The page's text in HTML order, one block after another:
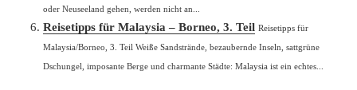
oder Neuseeland gehen, werden nicht an...
Reisetipps für Malaysia – Borneo, 3. Teil Reisetipps für
Malaysia/Borneo, 3. Teil Weiße Sandstrände, bezaubernde Inseln, sattgrüne
Dschungel, imposante Berge und charmante Städte: Malaysia ist ein echtes...